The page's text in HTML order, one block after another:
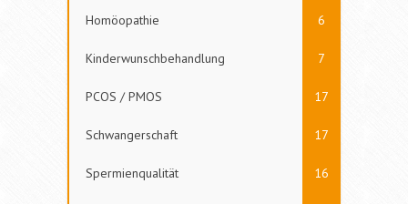
Homöopathie 6
Kinderwunschbehandlung 7
PCOS / PMOS 17
Schwangerschaft 17
Spermienqualität 16